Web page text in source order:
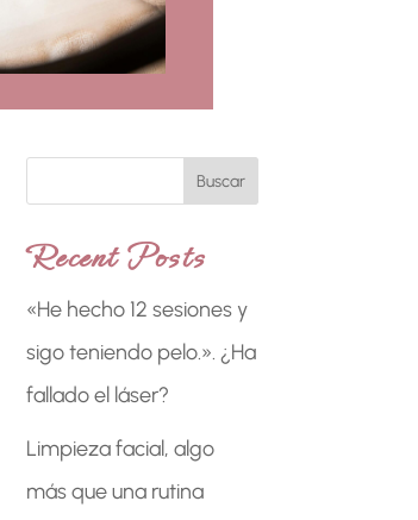
Buscar
Recent Posts
«He hecho 12 sesiones y
sigo teniendo pelo.». ¿Ha
fallado el láser?
Limpieza facial, algo
más que una rutina